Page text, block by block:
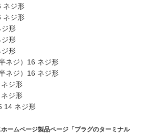
ネジ形
ネジ形
形
形
形
ネジ）16 ネジ形
ネジ）16 ネジ形
ネジ形
ジ形
14 ネジ形
ームページ製品ページ「プラグのターミナル